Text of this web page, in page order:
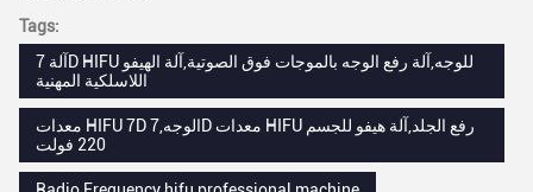
Tags:
آلة 7D HIFU للوجه,آلة رفع الوجه بالموجات فوق الصوتية,آلة الهيفو
اللاسلكية المهنية
معدات HIFU 7D الوجه,7D معدات HIFU رفع الجلد,آلة هيفو للجسم
220 فولت